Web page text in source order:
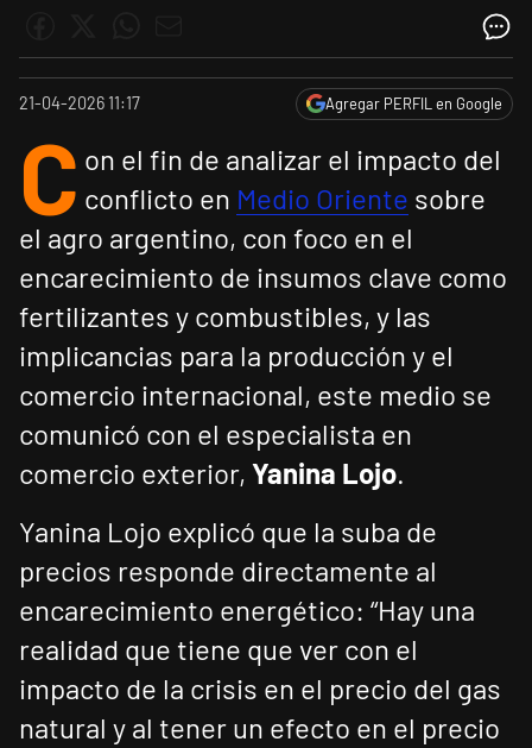
21-04-2026 11:17 Agregar PERFIL en Google
C on el fin de analizar el impacto del
conflicto en Medio Oriente sobre
el agro argentino, con foco en el
encarecimiento de insumos clave como
fertilizantes y combustibles, y las
implicancias para la producción y el
comercio internacional, este medio se
comunicó con el especialista en
comercio exterior, Yanina Lojo.
Yanina Lojo explicó que la suba de
precios responde directamente al
encarecimiento energético: “Hay una
realidad que tiene que ver con el
impacto de la crisis en el precio del gas
natural y al tener un efecto en el precio